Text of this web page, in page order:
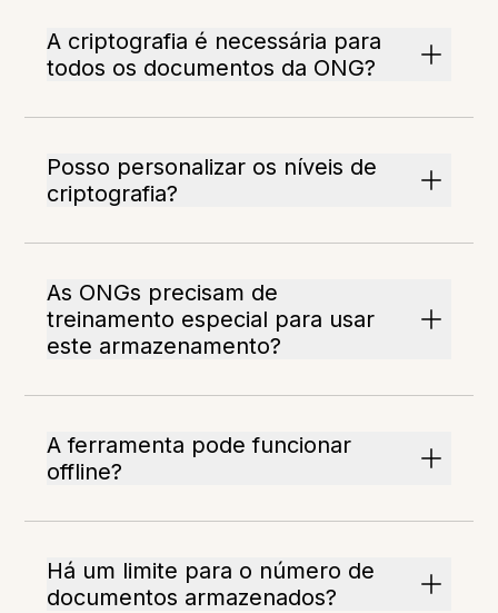
A criptografia é necessária para
todos os documentos da ONG?
Posso personalizar os níveis de
criptografia?
As ONGs precisam de
treinamento especial para usar
este armazenamento?
A ferramenta pode funcionar
offline?
Há um limite para o número de
documentos armazenados?